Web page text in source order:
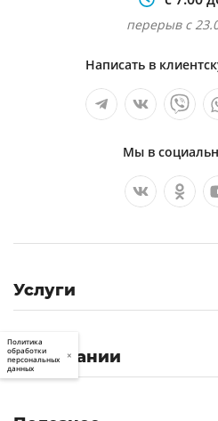
перерыв с
Написать в
Мы в
Услуги
О компании
Политика
обработки
персональных
данных
×